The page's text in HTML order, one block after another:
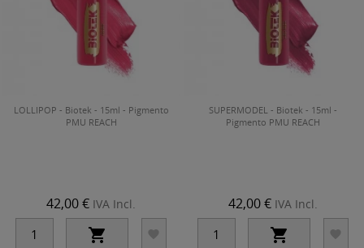
LOLLIPOP - Biotek - 15ml - Pigmento
PMU REACH
42,00 € IVA Incl.
 
SUPERMODEL - Biotek - 15ml -
Pigmento PMU REACH
42,00 € IVA Incl.
 